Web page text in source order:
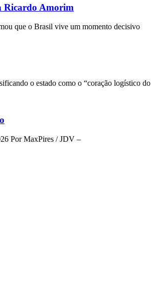
Ricardo Amorim
que o Brasil vive um momento decisivo
o estado como o “coração logístico do
Por MaxPires / JDV –